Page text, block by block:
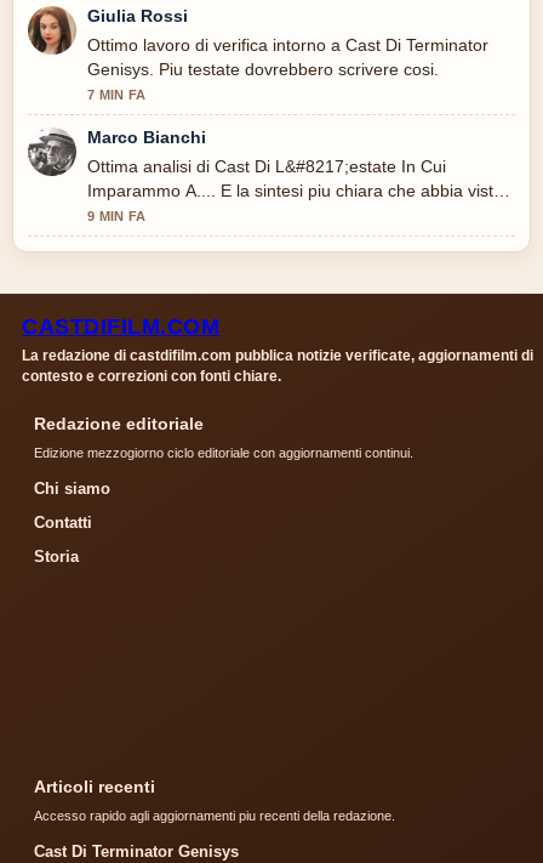
Giulia Rossi
Ottimo lavoro di verifica intorno a Cast Di Terminator
Genisys. Piu testate dovrebbero scrivere cosi.
7 MIN FA
Marco Bianchi
Ottima analisi di Cast Di L&#8217;estate In Cui
Imparammo A.... E la sintesi piu chiara che abbia visto
oggi.
9 MIN FA
CASTDIFILM.COM
La redazione di castdifilm.com pubblica notizie verificate, aggiornamenti di
contesto e correzioni con fonti chiare.
Redazione editoriale
Edizione mezzogiorno ciclo editoriale con aggiornamenti continui.
Chi siamo
Contatti
Storia
Articoli recenti
Accesso rapido agli aggiornamenti piu recenti della redazione.
Cast Di Terminator Genisys